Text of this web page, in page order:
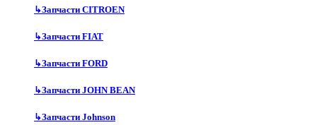
↳Запчасти CITROEN
↳Запчасти FIAT
↳Запчасти FORD
↳Запчасти JOHN BEAN
↳Запчасти Johnson